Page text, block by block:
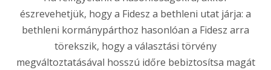
észrevehetjük, hogy a Fidesz a bethleni utat járja: a
bethleni kormánypárthoz hasonlóan a Fidesz arra
törekszik, hogy a választási törvény
megváltoztatásával hosszú időre bebiztosítsa magát